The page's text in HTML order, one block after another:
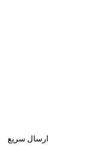
ارسال سریع